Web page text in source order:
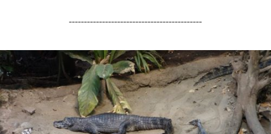
--------------------------------------------